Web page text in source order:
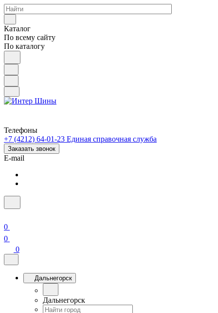
Каталог
По всему сайту
По каталогу
Телефоны
+7 (4212) 64-01-23 Единая справочная служба
Заказать звонок
E-mail
0
0
0
Дальнегорск
Дальнегорск